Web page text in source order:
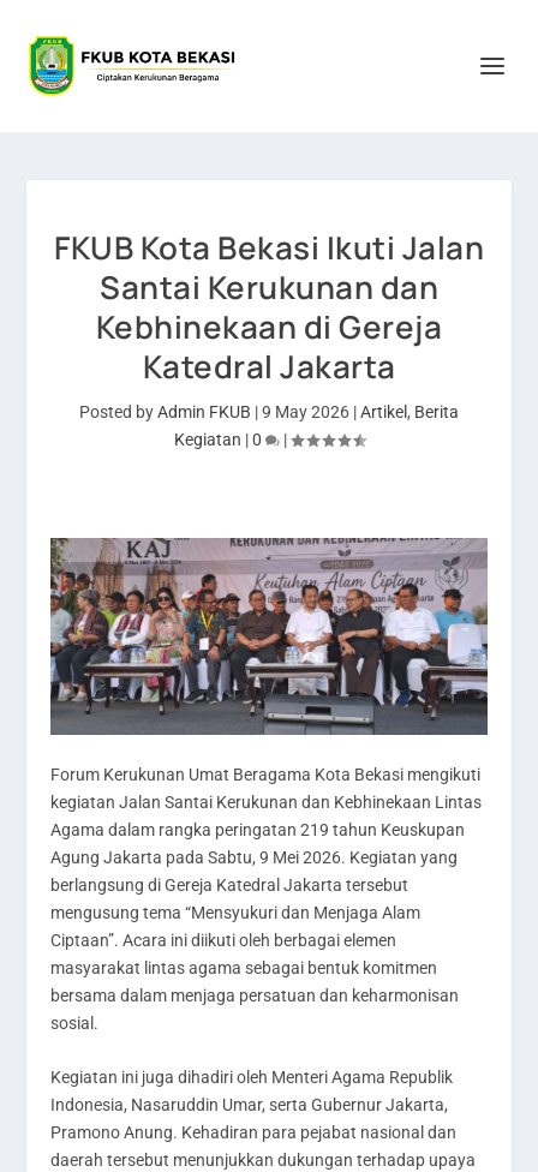
FKUB Kota Bekasi Ikuti Jalan
Santai Kerukunan dan
Kebhinekaan di Gereja
Katedral Jakarta
Posted byAdmin FKUB |9 May 2026 |Artikel , Berita
Kegiatan |0 |
Forum Kerukunan Umat Beragama Kota Bekasi mengikuti
kegiatan Jalan Santai Kerukunan dan Kebhinekaan Lintas
Agama dalam rangka peringatan 219 tahun Keuskupan
Agung Jakarta pada Sabtu, 9 Mei 2026. Kegiatan yang
berlangsung di Gereja Katedral Jakarta tersebut
mengusung tema “Mensyukuri dan Menjaga Alam
Ciptaan”. Acara ini diikuti oleh berbagai elemen
masyarakat lintas agama sebagai bentuk komitmen
bersama dalam menjaga persatuan dan keharmonisan
sosial.
Kegiatan ini juga dihadiri oleh Menteri Agama Republik
Indonesia, Nasaruddin Umar, serta Gubernur Jakarta,
Pramono Anung. Kehadiran para pejabat nasional dan
daerah tersebut menunjukkan dukungan terhadap upaya